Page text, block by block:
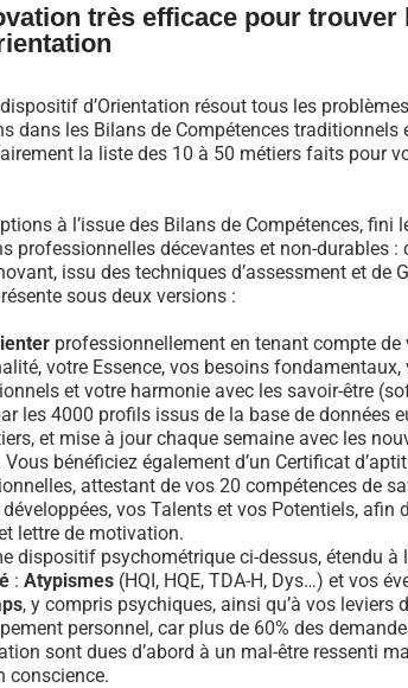
très efficace pour trouver
d’Orientation résout tous les
dans les Bilans de Compétences traditionnels
la liste des 10 à 50 métiers faits pour
à l’issue des Bilans de Compétences, fini
professionnelles décevantes et non-durables :
issu des techniques d’assessment et de
sous deux versions :
professionnellement en tenant compte de
votre Essence, vos besoins fondamentaux,
et votre harmonie avec les savoir-être
les 4000 profils issus de la base de données
et mise à jour chaque semaine avec les
Vous bénéficiez également d’un Certificat
attestant de vos 20 compétences de
vos Talents et vos Potentiels, afin
lettre de motivation.
dispositif psychométrique ci-dessus, étendu à
: Atypismes (HQI, HQE, TDA-H, Dys…) et vos
, y compris psychiques, ainsi qu’à vos leviers
personnel, car plus de 60% des
sont dues d’abord à un mal-être ressenti
conscience.